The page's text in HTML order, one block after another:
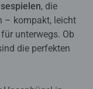
, die
– kompakt, leicht
unterwegs. Ob
die perfekten